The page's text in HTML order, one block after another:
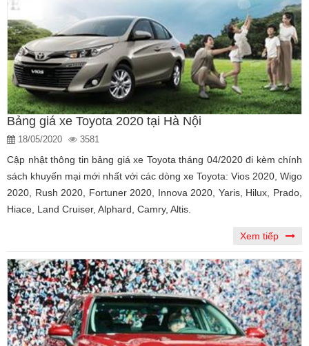
Bảng giá xe Toyota 2020 tại Hà Nội
18/05/2020 3581
Cập nhật thông tin bảng giá xe Toyota tháng 04/2020 đi kèm chính
sách khuyến mại mới nhất với các dòng xe Toyota: Vios 2020, Wigo
2020, Rush 2020, Fortuner 2020, Innova 2020, Yaris, Hilux, Prado,
Hiace, Land Cruiser, Alphard, Camry, Altis.
Xem tiếp